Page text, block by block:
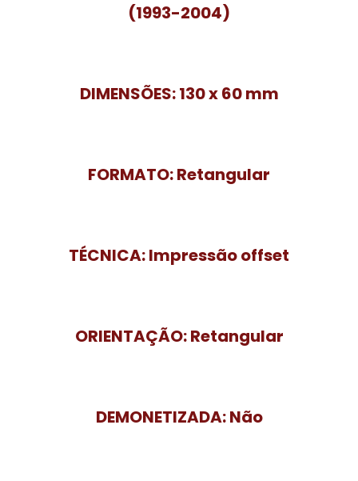
(1993-2004)
DIMENSÕES:130 x 60 mm
FORMATO:Retangular
TÉCNICA:Impressão offset
ORIENTAÇÃO:Retangular
DEMONETIZADA:Não